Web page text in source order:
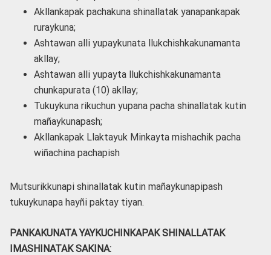
Akllankapak pachakuna shinallatak yanapankapak
ruraykuna;
Ashtawan alli yupaykunata llukchishkakunamanta
akllay;
Ashtawan alli yupayta llukchishkakunamanta
chunkapurata (10) akllay;
Tukuykuna rikuchun yupana pacha shinallatak kutin
mañaykunapash;
Akllankapak Llaktayuk Minkayta mishachik pacha
wiñachina pachapish
Mutsurikkunapi shinallatak kutin mañaykunapipash
tukuykunapa hayñi paktay tiyan.
PANKAKUNATA YAYKUCHINKAPAK SHINALLATAK
IMASHINATAK SAKINA: